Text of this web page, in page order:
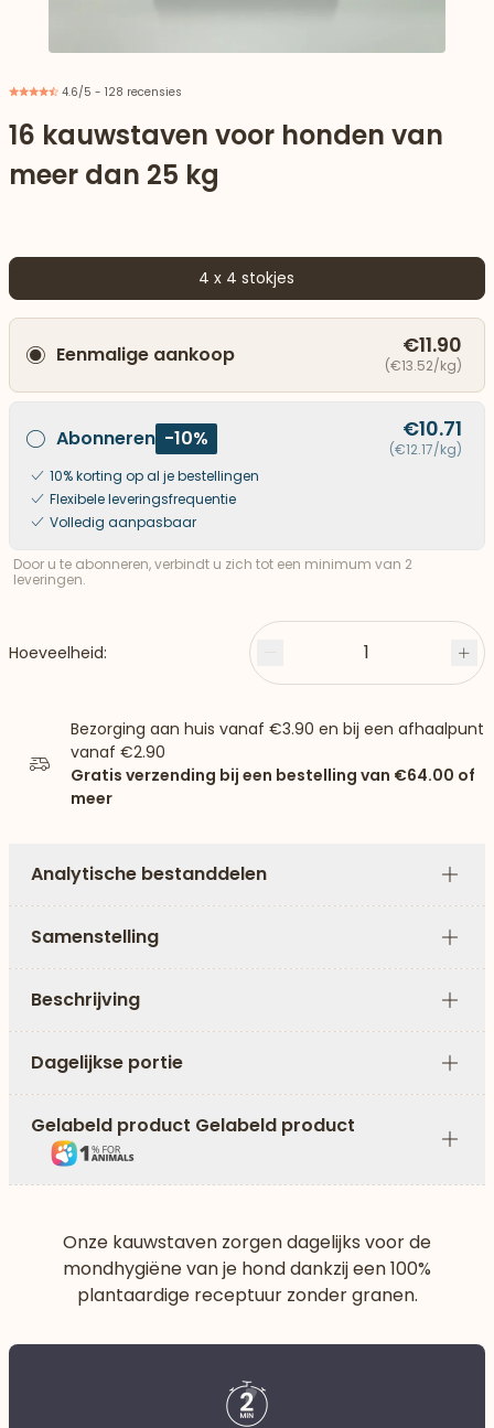
beneden
4.6/5 - 128 recensies
16 kauwstaven voor honden van
meer dan 25 kg
4 x 4 stokjes
Eenmalige aankoop €11.90
(€13.52/kg)
Abonneren -10% €10.71
(€12.17/kg)
10% korting op al je bestellingen
Flexibele leveringsfrequentie
Volledig aanpasbaar
Door u te abonneren, verbindt u zich tot een minimum van 2
leveringen.
Hoeveelheid: Minder 1
Bezorging aan huis vanaf €3.90 en bij een afhaalpunt
vanaf €2.90
Gratis verzending bij een bestelling van €64.00 of
meer
Analytische bestanddelen
Plus
Samenstelling
Plus
Beschrijving
Plus
Dagelijkse portie
Plus
Gelabeld product Gelabeld product
Onze kauwstaven zorgen dagelijks voor de
mondhygiëne van je hond dankzij een 100%
plantaardige receptuur zonder granen.